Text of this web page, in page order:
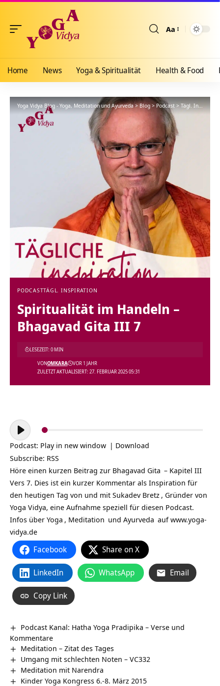
Aa
Home News Yoga & Spiritualität Health & Food
Yoga Vidya Blog - Yoga, Meditation und Ayurveda>Blog>Podcast>Tägl. Inspiration
PODCASTTÄGL. INSPIRATION
Spiritualität im Handeln –
Bhagavad Gita III 7
ZULETZT AKTUALISIERT: 27. FEBRUAR 2025 05:31
VONOMKARA VOR 1 JAHR
LESEZEIT: 0 MIN
Audio-
Player
Podcast: Play in new window | Download
Subscribe: RSS
Höre einen kurzen Beitrag zur Bhagavad Gita – Kapitel III
Vers 7. Dies ist ein kurzer Kommentar als Inspiration für
den heutigen Tag von und mit Sukadev Bretz , Gründer von
Yoga Vidya, eine Aufnahme speziell für diesen Podcast.
Infos über Yoga , Meditation und Ayurveda aufwww.yoga-
vidya.de
Facebook Share on X
LinkedIn WhatsApp Email
Copy Link
Podcast Kanal: Hatha Yoga Pradipika – Verse und
Kommentare
Meditation – Zitat des Tages
Umgang mit schlechten Noten – VC332
Meditation mit Narendra
Kinder Yoga Kongress 6.-8. März 2015